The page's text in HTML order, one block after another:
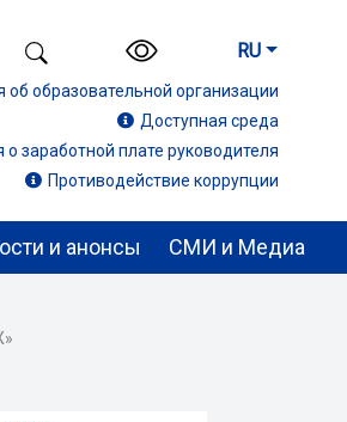
RU
об образовательной организации
Доступная среда
заработной плате руководителя
Противодействие коррупции
и анонсы СМИ и Медиа